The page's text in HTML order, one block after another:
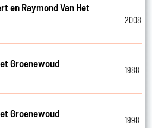
en Raymond Van Het
2008
Groenewoud
1988
Groenewoud
1998